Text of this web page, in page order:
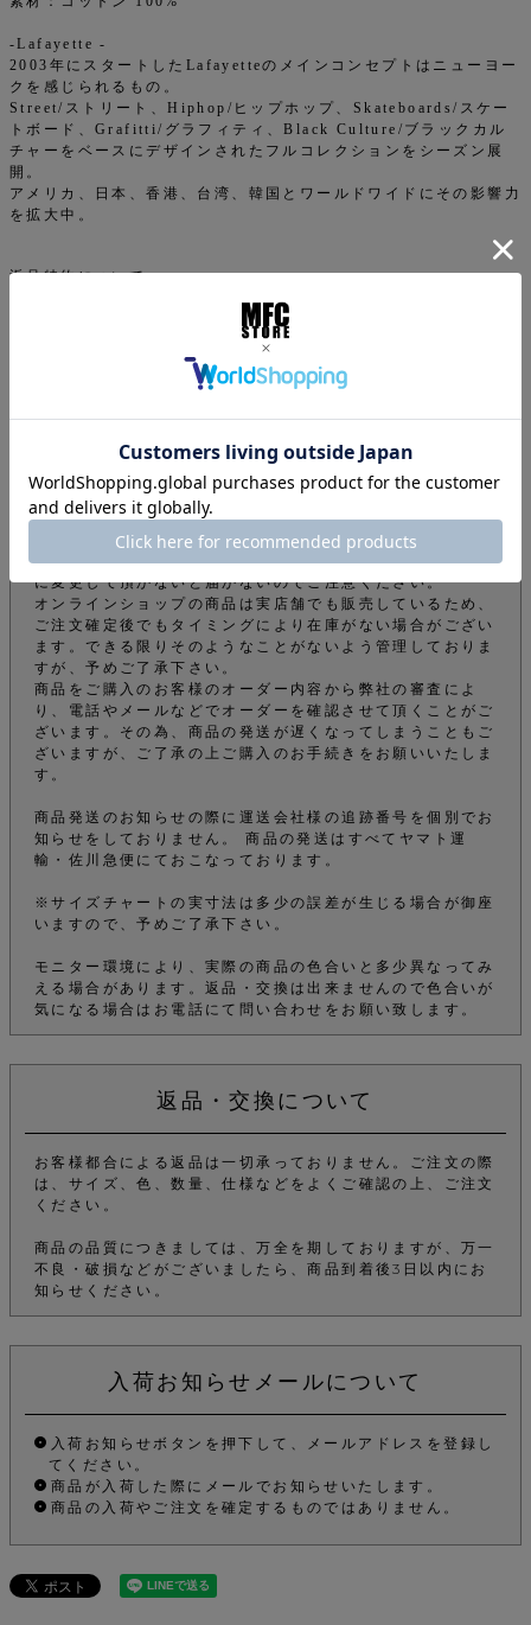
-Lafayette -
2003年にスタートしたLafayetteのメインコンセプトはニューヨー
クを感じられるもの。
Street/ストリート、Hiphop/ヒップホップ、Skateboards/スケー
トボード、Grafitti/グラフィティ、Black Culture/ブラックカル
チャーをベースにデザインされたフルコレクションをシーズン展
開。
アメリカ、日本、香港、台湾、韓国とワールドワイドにその影響力
を拡大中。
返品特約について
ご注文について
下記注意事項をお読みになってから商品のご購入手続きをお
願い致します。
info@mfc-store.com から確認メールが届きます。 迷惑
メールフィルターの設定をされている場合は 受信可能設定
に変更して頂かないと届かないのでご注意ください。
オンラインショップの商品は実店舗でも販売しているため、
ご注文確定後でもタイミングにより在庫がない場合がござい
ます。できる限りそのようなことがないよう管理しておりま
すが、予めご了承下さい。
商品をご購入のお客様のオーダー内容から弊社の審査によ
り、電話やメールなどでオーダーを確認させて頂くことがご
ざいます。その為、商品の発送が遅くなってしまうこともご
ざいますが、ご了承の上ご購入のお手続きをお願いいたしま
す。
商品発送のお知らせの際に運送会社様の追跡番号を個別でお
知らせをしておりません。 商品の発送はすべてヤマト運
輸・佐川急便にておこなっております。
※サイズチャートの実寸法は多少の誤差が生じる場合が御座
いますので、予めご了承下さい。
モニター環境により、実際の商品の色合いと多少異なってみ
える場合があります。返品・交換は出来ませんので色合いが
気になる場合はお電話にて問い合わせをお願い致します。
返品・交換について
お客様都合による返品は一切承っておりません。ご注文の際
は、サイズ、色、数量、仕様などをよくご確認の上、ご注文
ください。
商品の品質につきましては、万全を期しておりますが、万一
不良・破損などがございましたら、商品到着後3日以内にお
知らせください。
入荷お知らせメールについて
入荷お知らせボタンを押下して、メールアドレスを登録し
てください。
商品が入荷した際にメールでお知らせいたします。
商品の入荷やご注文を確定するものではありません。